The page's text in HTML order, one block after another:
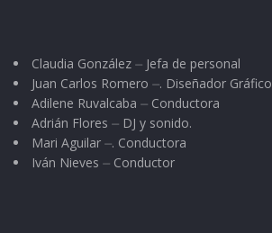
Claudia González ⏤ Jefa de personal
Juan Carlos Romero ⏤. Diseñador Gráfico
Adilene Ruvalcaba ⏤ Conductora
Adrián Flores ⏤ DJ y sonido.
Mari Aguilar ⏤. Conductora
Iván Nieves ⏤ Conductor